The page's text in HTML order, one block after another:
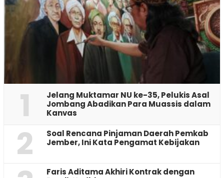
1
Jelang Muktamar NU ke-35, Pelukis Asal
Jombang Abadikan Para Muassis dalam
Kanvas
2
‎Soal Rencana Pinjaman Daerah Pemkab
Jember, Ini Kata Pengamat Kebijakan ‎
Faris Aditama Akhiri Kontrak dengan